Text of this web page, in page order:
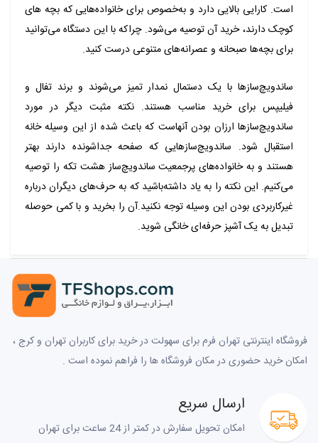
است. کارایی بالایی دارد و به‌خصوص برای خانواده‌هایی که بچه های
کوچک دارند، خرید آن توصیه می‌شود. چراکه با این دستگاه می‌توانید
برای بچه‌ها صبحانه و عصرانه‌های متنوعی درست کنید.
ساندویچ‌سازها با یک دستمال نمدار تمیز می‌شوند و برند تفال و
فیلیپس برای خرید مناسب هستند. نکته مثبت دیگر در مورد
ساندویچ‌سازها ارزان بودن آنهاست که باعث شده از این وسیله خانه
استقبال شود. ساندویچ‌سازهایی که صفحه جداشونده دارند بهتر
هستند و به خانواده‌های پرجمعیت ساندویچ‌ساز هشت تکه را توصیه
می‌کنیم. این نکته را به یاد داشته‌باشید که به حرف‌های دیگران درباره
غیرکاربردی بودن این وسیله توجه نکنید.آن را بخرید و با کمی حوصله
تبدیل به یک آشپز حرفه‌ای خانگی شوید.
فروشگاه اینترنتی تهران فرم برای سهولت در خرید برای کاربران تهران و کرج ،
امکان خرید حضوری در مکان فروشگاه ها را فراهم نموده است .
ارسال سریع
امکان تحویل سفارش در کمتر از 24 ساعت برای تهران